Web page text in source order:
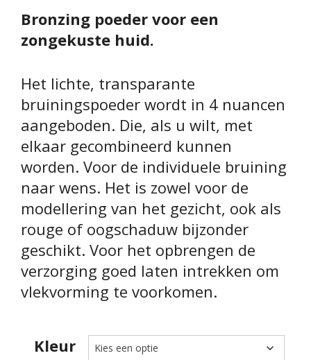
Bronzing poeder voor een
zongekuste huid.
Het lichte, transparante
bruiningspoeder wordt in 4 nuancen
aangeboden. Die, als u wilt, met
elkaar gecombineerd kunnen
worden. Voor de individuele bruining
naar wens. Het is zowel voor de
modellering van het gezicht, ook als
rouge of oogschaduw bijzonder
geschikt. Voor het opbrengen de
verzorging goed laten intrekken om
vlekvorming te voorkomen.
Kleur